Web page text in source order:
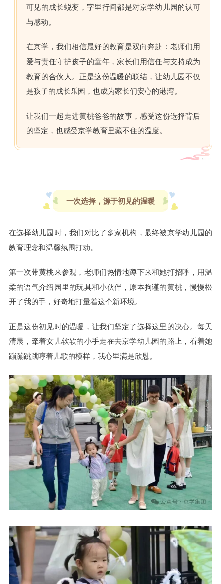
可见的成长蜕变，字里行间都是对京学幼儿园的认可
与感动。
在京学，我们相信最好的教育是双向奔赴：老师们用
爱与责任守护孩子的童年，家长们用信任与支持成为
教育的合伙人。正是这份温暖的联结，让幼儿园不仅
是孩子的成长乐园，也成为家长们安心的港湾。
让我们一起走进黄桃爸爸的故事，感受这份选择背后
的坚定，也感受京学教育里藏不住的温度。
一次选择，源于初见的温暖
在选择幼儿园时，我们对比了多家机构，最终被京学幼儿园的
教育理念和温馨氛围打动。
第一次带黄桃来参观，老师们热情地蹲下来和她打招呼，用温
柔的语气介绍园里的玩具和小伙伴，原本拘谨的黄桃，慢慢松
开了我的手，好奇地打量着这个新环境。
正是这份初见时的温暖，让我们坚定了选择这里的决心。每天
清晨，牵着女儿软软的小手走在去京学幼儿园的路上，看着她
蹦蹦跳跳哼着儿歌的模样，我心里满是欣慰。